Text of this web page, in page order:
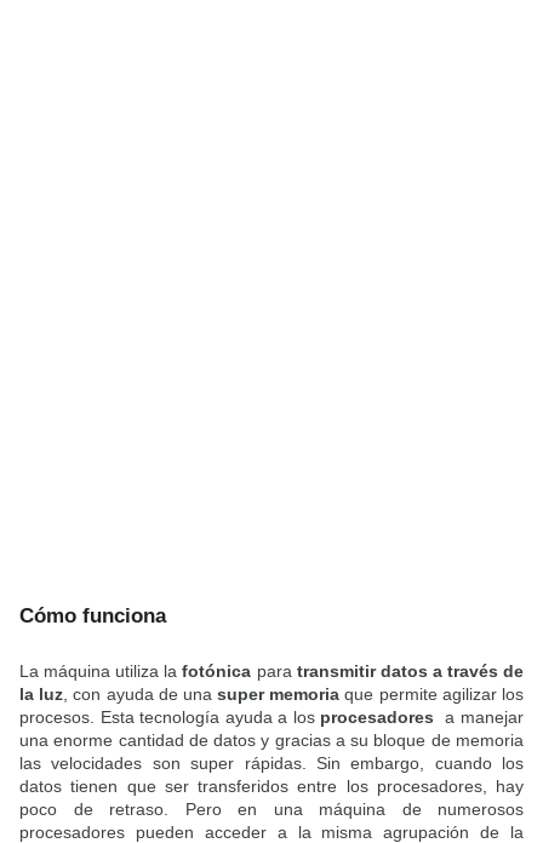
Cómo funciona
La máquina utiliza la fotónica para transmitir datos a través de
la luz , con ayuda de unasuper memoria que permite agilizar los
procesos. Esta tecnología ayuda a los procesadores a manejar
una enorme cantidad de datos y gracias a su bloque de memoria
las velocidades son super rápidas. Sin embargo, cuando los
datos tienen que ser transferidos entre los procesadores, hay
poco de retraso. Pero en una máquina de numerosos
procesadores pueden acceder a la misma agrupación de la